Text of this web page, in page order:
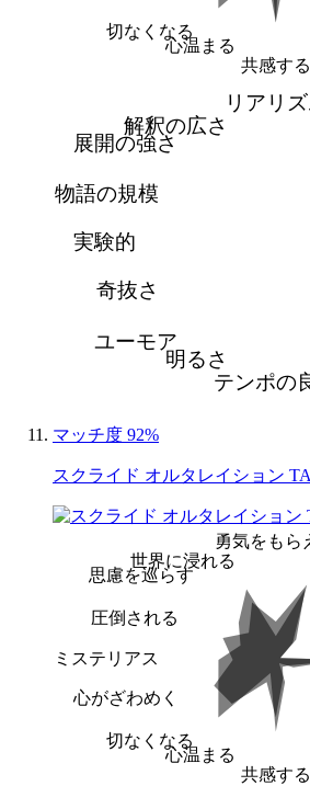
共感する
心温まる
切なくなる
リアリ
テンポの
明るさ
ユーモア
奇抜さ
実験的
物語の規模
展開の強さ
解釈の広さ
マッチ度 92%
スクライド オルタレイション
勇気をもら
共感する
心温まる
切なくなる
心がざわめく
ミステリアス
圧倒される
思慮を巡らす
世界に浸れる